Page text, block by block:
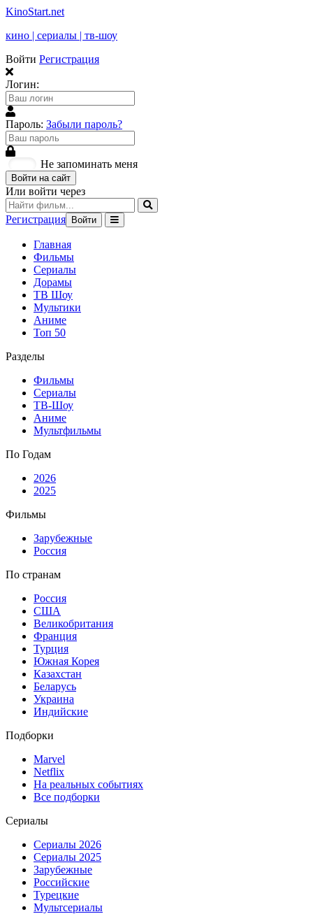
KinoStart.net
кино | сериалы | тв-шоу
Войти Регистрация
Логин:
Пароль: Забыли пароль?
Не запоминать меня
Войти на сайт
Или войти через
Регистрация Войти
Главная
Фильмы
Сериалы
Дорамы
ТВ Шоу
Мультики
Аниме
Топ 50
Разделы
Фильмы
Сериалы
ТВ-Шоу
Аниме
Мультфильмы
По Годам
2026
2025
Фильмы
Зарубежные
Россия
По странам
Россия
США
Великобритания
Франция
Турция
Южная Корея
Казахстан
Беларусь
Украина
Индийские
Подборки
Marvel
Netflix
На реальных событиях
Все подборки
Сериалы
Сериалы 2026
Сериалы 2025
Зарубежные
Российские
Турецкие
Мультсериалы